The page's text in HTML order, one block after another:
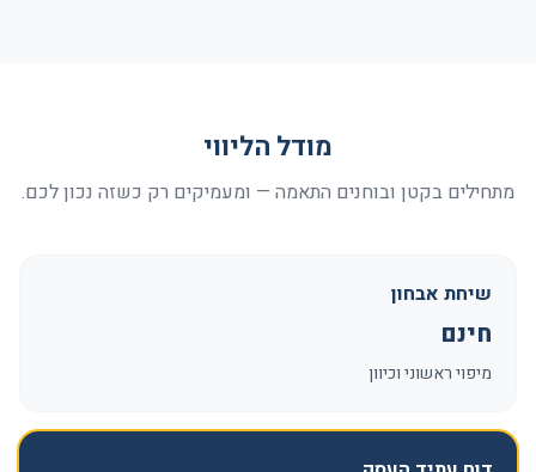
מודל הליווי
מתחילים בקטן ובוחנים התאמה — ומעמיקים רק כשזה נכון לכם.
שיחת אבחון
חינם
מיפוי ראשוני וכיוון